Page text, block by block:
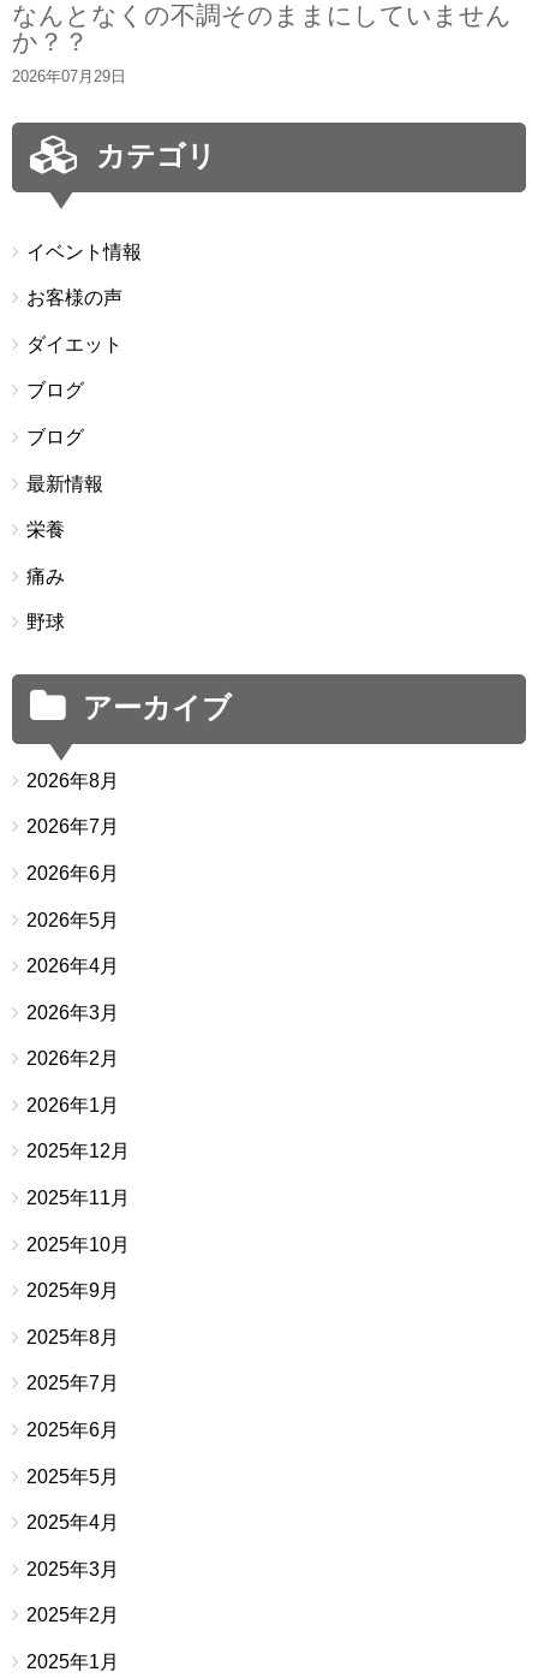
なんとなくの不調そのままにしていません
か？？
2026年07月29日
カテゴリ
イベント情報
お客様の声
ダイエット
ブログ
ブログ
最新情報
栄養
痛み
野球
アーカイブ
2026年8月
2026年7月
2026年6月
2026年5月
2026年4月
2026年3月
2026年2月
2026年1月
2025年12月
2025年11月
2025年10月
2025年9月
2025年8月
2025年7月
2025年6月
2025年5月
2025年4月
2025年3月
2025年2月
2025年1月